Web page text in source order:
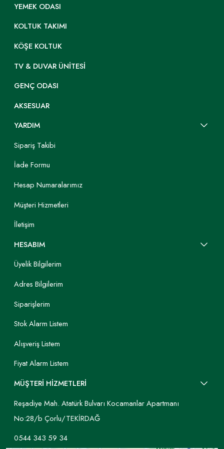
sunduğu destek, yatakta geçirilen zamanı daha
veya televizyon izleme gibi aktiviteler için ideal
çekerek hem duvarın boyasının ve dokusunun
de yastıklarınızın daha hijyenik kalmasına
deriye kadar sayısız malzeme ve model seçeneği
özgürlüğü tanır.
Akustik İyileştirme: Özellikle geniş ve kumaş
emerek odadaki yankıyı azaltabilir ve daha sakin,
Yatak ve Baza Başlığı
Yatak başlığı seçimi, tamamen kişisel tarzınız ve
odanızın mevcut atmosferiyle ilgilidir. Mehmet Kınık
Mobilya, her beklentiyi karşılayacak geniş bir model
yelpazesi sunar.
Döşemeli Kumaş Başlıklar: Konforu ve sıcak bir
seçenektir.
anında değiştirir. Keten: Doğal, nefes alan dokusuyla
bohem ve ferah mekanlar için idealdir. Bukle: Son
yılların trendi olan bu dokulu kumaş, odanıza modern
baklava dilimli) tasarımlar, yatak odasına klasik ve
YEMEK ODASI
KOLTUK TAKIMI
KÖŞE KOLTUK
TV & DUVAR ÜNITESI
GENÇ ODASI
AKSESUAR
YARDIM
Sipariş Takibi
İade Formu
Hesap Numaralarımız
Müşteri Hizmetleri
İletişim
HESABIM
Üyelik Bilgilerim
Adres Bilgilerim
Siparişlerim
Stok Alarm Listem
Alışveriş Listem
Fiyat Alarm Listem
MÜŞTERİ HİZMETLERİ
Reşadiye Mah. Atatürk Bulvarı Kocamanlar Apartmanı
No:28/b Çorlu/TEKİRDAĞ
0544 343 59 34